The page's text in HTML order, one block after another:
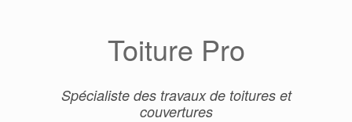
Toiture Pro
Spécialiste des travaux de toitures et
couvertures